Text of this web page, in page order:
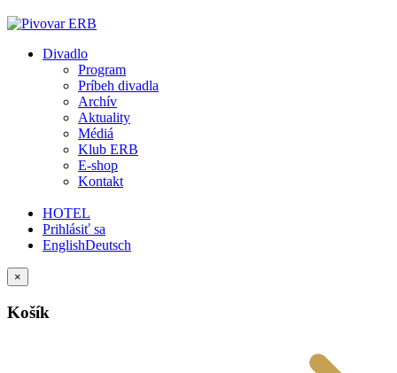
Divadlo
Program
Príbeh divadla
Archív
Aktuality
Médiá
Klub ERB
E-shop
Kontakt
HOTEL
Prihlásiť sa
EnglishDeutsch
×
Košík